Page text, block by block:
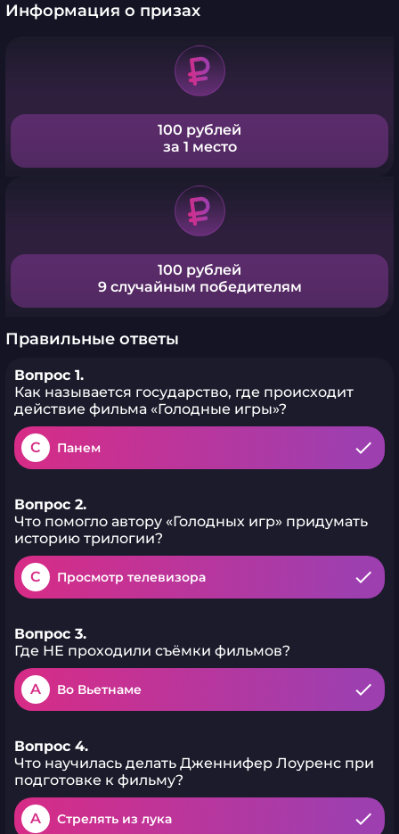
Информация о призах
100 рублей
за 1 место
100 рублей
9 случайным победителям
Правильные ответы
Вопрос 1.
Как называется государство, где происходит
действие фильма «Голодные игры»?
C Панем
Вопрос 2.
Что помогло автору «Голодных игр» придумать
историю трилогии?
C Просмотр телевизора
Вопрос 3.
Где НЕ проходили съёмки фильмов?
A Во Вьетнаме
Вопрос 4.
Что научилась делать Дженнифер Лоуренс при
подготовке к фильму?
A Стрелять из лука